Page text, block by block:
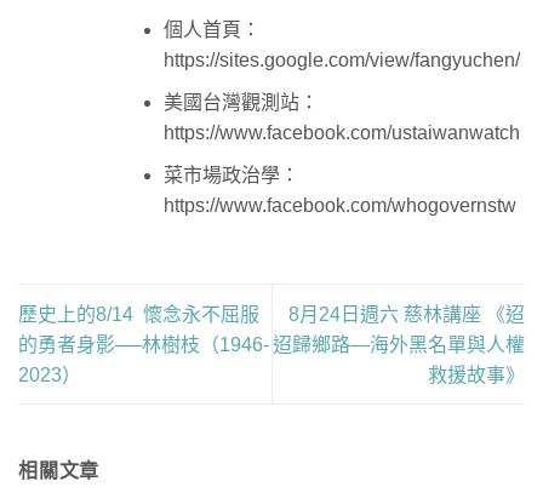
個人首頁：
https://sites.google.com/view/fangyuchen/
美國台灣觀測站：
https://www.facebook.com/ustaiwanwatch
菜市場政治學：
https://www.facebook.com/whogovernstw
歷史上的8/14 懷念永不屈服
的勇者身影──林樹枝（1946-
2023）
8月24日週六 慈林講座 《迢
迢歸鄉路—海外黑名單與人權
救援故事》
相關文章